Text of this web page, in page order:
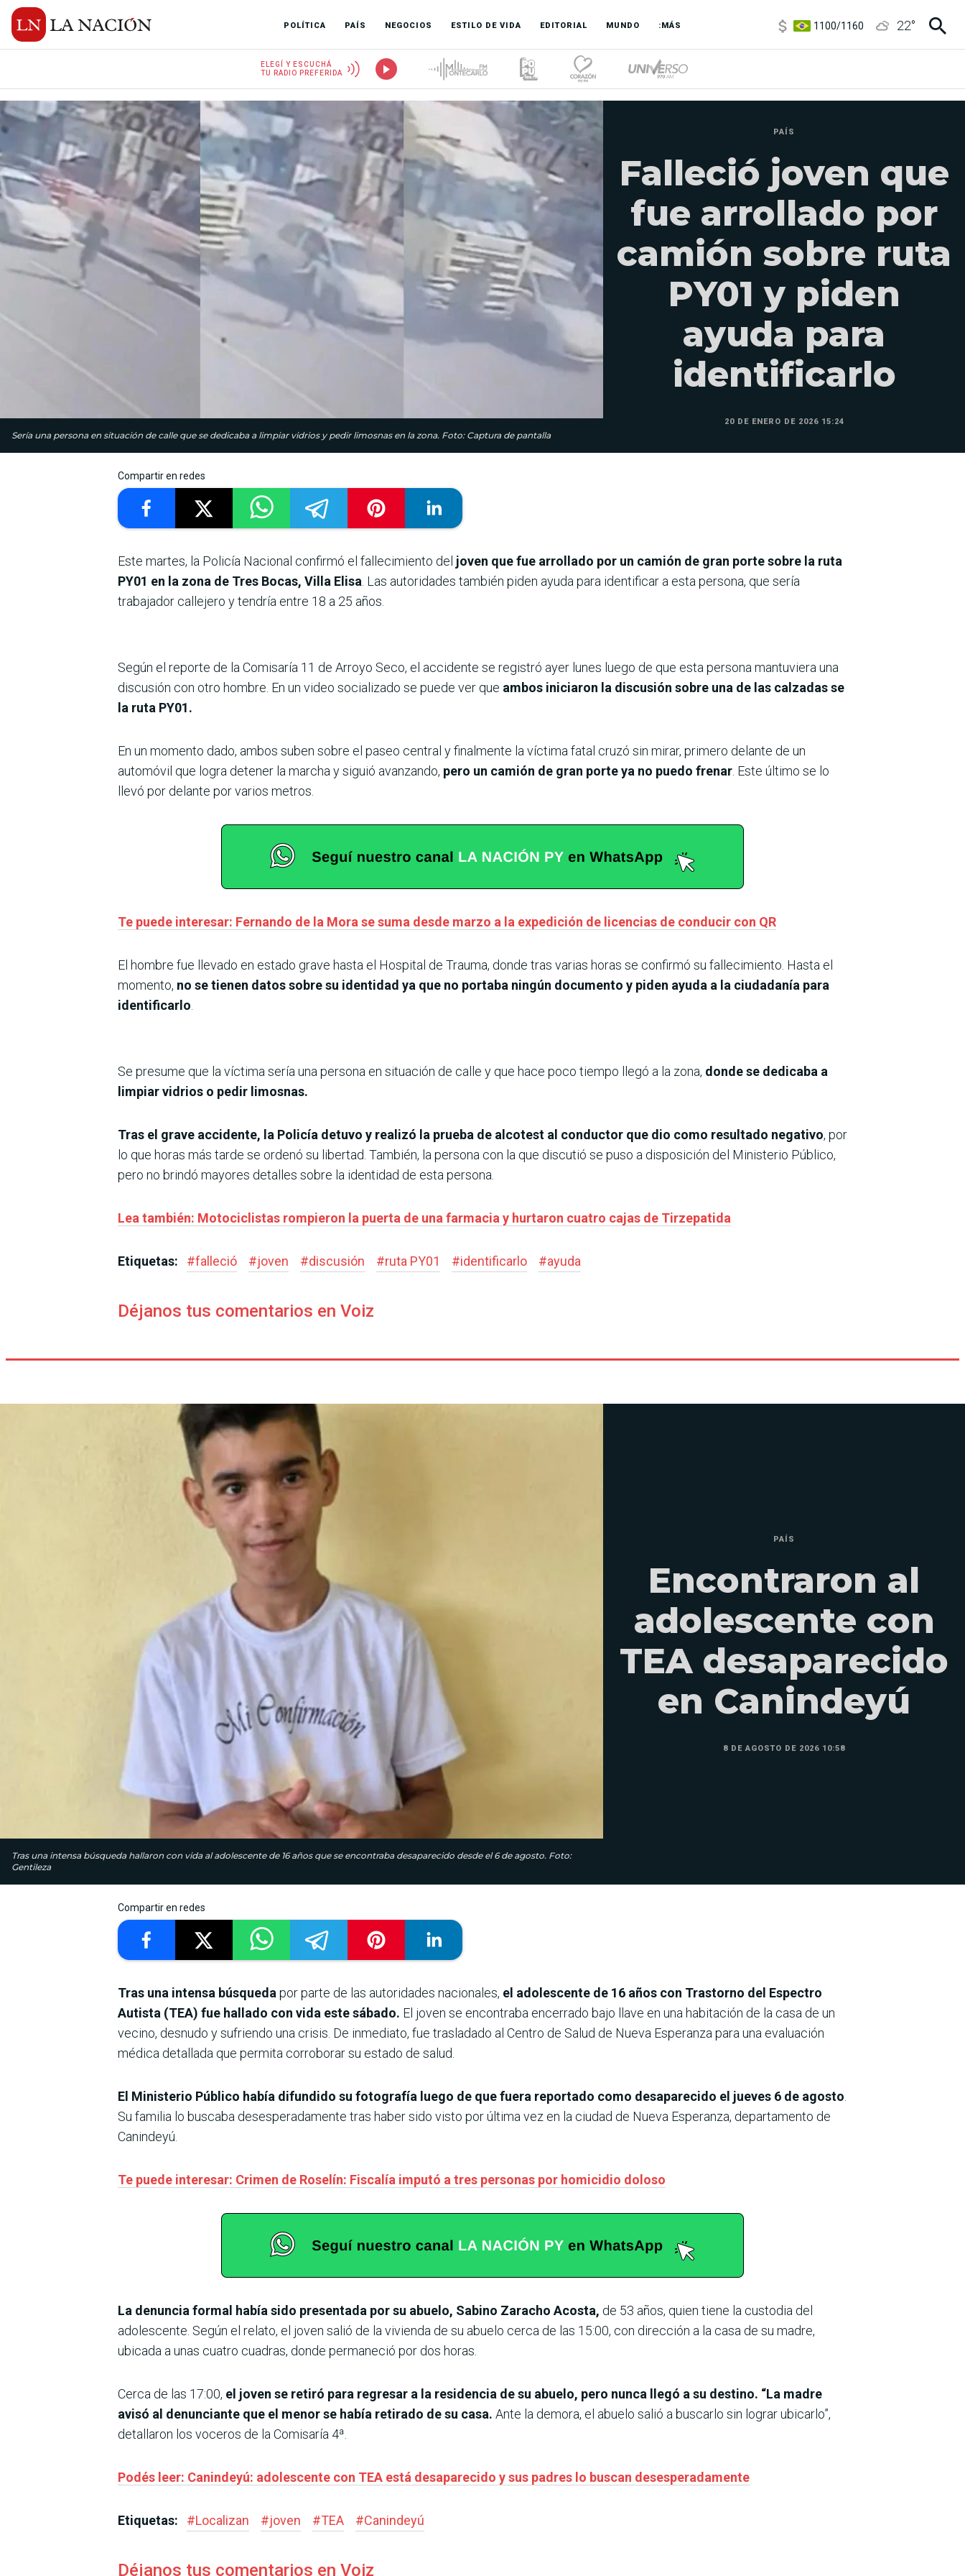
POLÍTICA PAÍS NEGOCIOS ESTILO DE VIDA EDITORIAL MUNDO :MÁS
3,8/4
22°
ELEGÍ Y ESCUCHÁ
TU RADIO PREFERIDA
Sería una persona en situación de calle que se dedicaba a limpiar vidrios y pedir limosnas en la zona. Foto: Captura de pantalla
PAÍS
Falleció joven que
fue arrollado por
camión sobre ruta
PY01 y piden
ayuda para
identificarlo
20 DE ENERO DE 2026 15:24
Compartir en redes
Este martes, la Policía Nacional confirmó el fallecimiento del joven que fue arrollado por un camión de gran porte sobre la ruta
PY01 en la zona de Tres Bocas, Villa Elisa. Las autoridades también piden ayuda para identificar a esta persona, que sería
trabajador callejero y tendría entre 18 a 25 años.
Según el reporte de la Comisaría 11 de Arroyo Seco, el accidente se registró ayer lunes luego de que esta persona mantuviera una
discusión con otro hombre. En un video socializado se puede ver que ambos iniciaron la discusión sobre una de las calzadas se
la ruta PY01.
En un momento dado, ambos suben sobre el paseo central y finalmente la víctima fatal cruzó sin mirar, primero delante de un
automóvil que logra detener la marcha y siguió avanzando, pero un camión de gran porte ya no puedo frenar. Este último se lo
llevó por delante por varios metros.
Te puede interesar: Fernando de la Mora se suma desde marzo a la expedición de licencias de conducir con QR
El hombre fue llevado en estado grave hasta el Hospital de Trauma, donde tras varias horas se confirmó su fallecimiento. Hasta el
momento, no se tienen datos sobre su identidad ya que no portaba ningún documento y piden ayuda a la ciudadanía para
identificarlo.
Se presume que la víctima sería una persona en situación de calle y que hace poco tiempo llegó a la zona, donde se dedicaba a
limpiar vidrios o pedir limosnas.
Tras el grave accidente, la Policía detuvo y realizó la prueba de alcotest al conductor que dio como resultado negativo, por
lo que horas más tarde se ordenó su libertad. También, la persona con la que discutió se puso a disposición del Ministerio Público,
pero no brindó mayores detalles sobre la identidad de esta persona.
Lea también: Motociclistas rompieron la puerta de una farmacia y hurtaron cuatro cajas de Tirzepatida
Etiquetas: #falleció #joven #discusión #ruta PY01 #identificarlo #ayuda
Déjanos tus comentarios en Voiz
Tras una intensa búsqueda hallaron con vida al adolescente de 16 años que se encontraba desaparecido desde el 6 de agosto. Foto:
Gentileza
PAÍS
Encontraron al
adolescente con
TEA desaparecido
en Canindeyú
8 DE AGOSTO DE 2026 10:58
Compartir en redes
Tras una intensa búsqueda por parte de las autoridades nacionales, el adolescente de 16 años con Trastorno del Espectro
Autista (TEA) fue hallado con vida este sábado. El joven se encontraba encerrado bajo llave en una habitación de la casa de un
vecino, desnudo y sufriendo una crisis. De inmediato, fue trasladado al Centro de Salud de Nueva Esperanza para una evaluación
médica detallada que permita corroborar su estado de salud.
El Ministerio Público había difundido su fotografía luego de que fuera reportado como desaparecido el jueves 6 de agosto
Su familia lo buscaba desesperadamente tras haber sido visto por última vez en la ciudad de Nueva Esperanza, departamento de
Canindeyú.
Te puede interesar: Crimen de Roselín: Fiscalía imputó a tres personas por homicidio doloso
La denuncia formal había sido presentada por su abuelo, Sabino Zaracho Acosta, de 53 años, quien tiene la custodia del
adolescente. Según el relato, el joven salió de la vivienda de su abuelo cerca de las 15:00, con dirección a la casa de su madre,
ubicada a unas cuatro cuadras, donde permaneció por dos horas.
Cerca de las 17:00, el joven se retiró para regresar a la residencia de su abuelo, pero nunca llegó a su destino. “La madre
avisó al denunciante que el menor se había retirado de su casa. Ante la demora, el abuelo salió a buscarlo sin lograr ubicarlo”,
detallaron los voceros de la Comisaría 4ª.
Podés leer: Canindeyú: adolescente con TEA está desaparecido y sus padres lo buscan desesperadamente
Etiquetas: #Localizan #joven #TEA #Canindeyú
Déjanos tus comentarios en Voiz